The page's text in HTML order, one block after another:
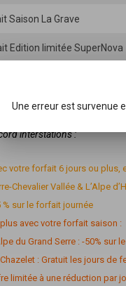
Saison La Grave
Edition limitée SuperNova
2Alpes, Alpe d’Huez)
Saison valide hors week-
interstations :
votre forfait 6 jours ou plus,
Chevalier Vallée & L’Alpe
% sur le forfait journée
avec votre forfait saison :
du Grand Serre : -50% sur
: Gratuit les jours de
limitée à une réduction par
Une erreur est survenue